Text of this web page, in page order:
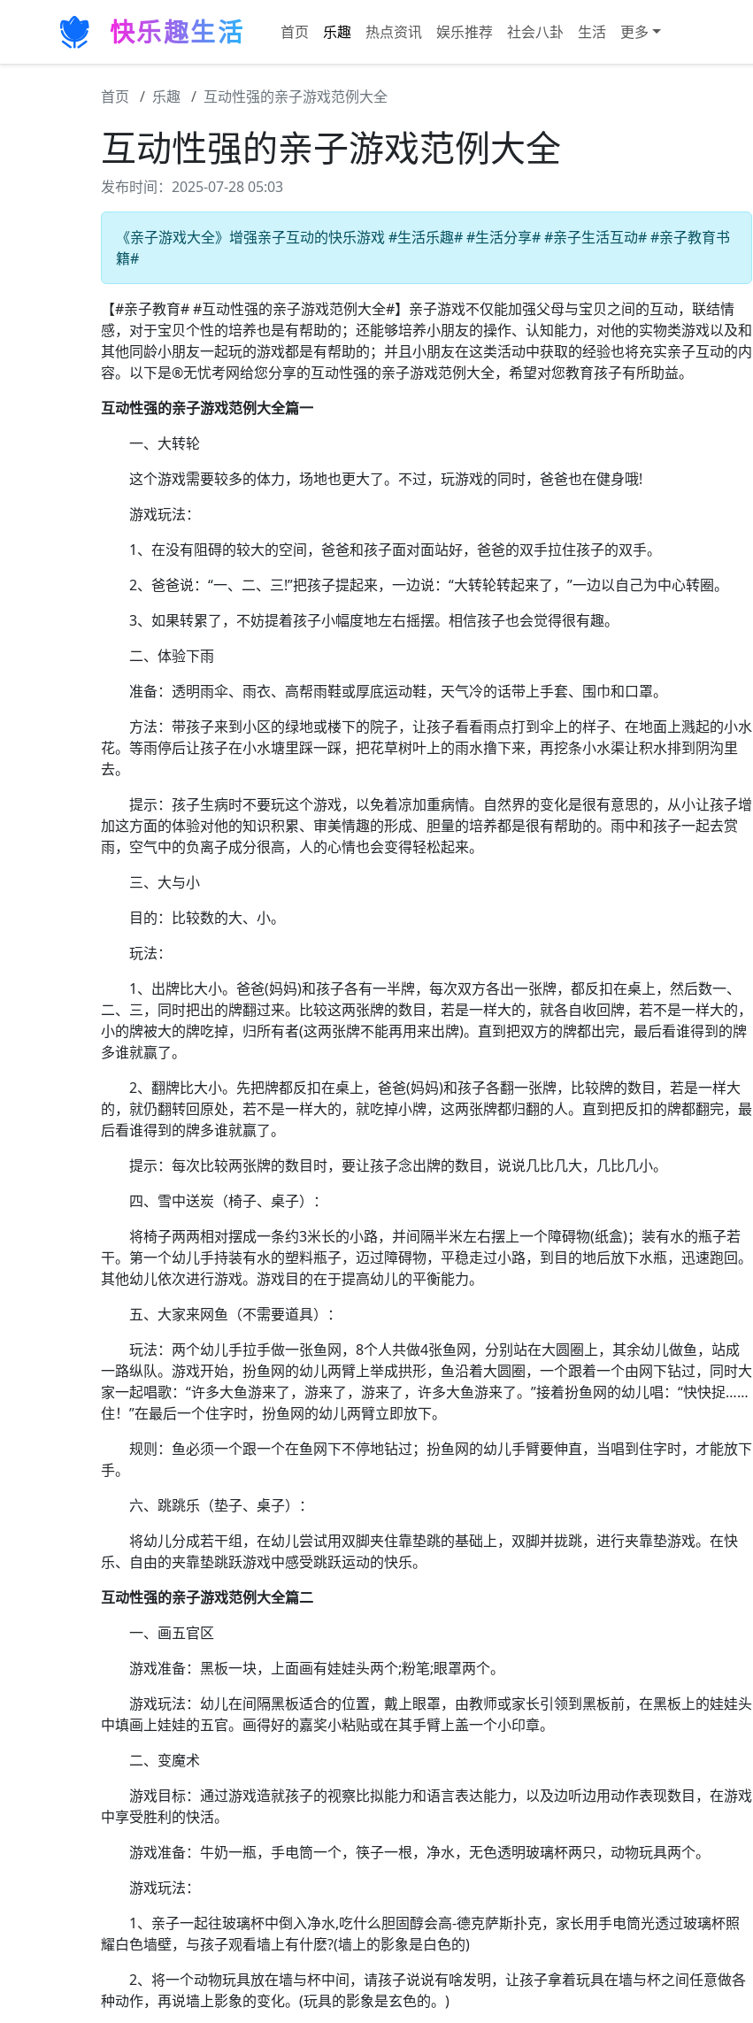
快乐趣生活 首页 乐趣 热点资讯 娱乐推荐 社会八卦 生活 更多
首页 乐趣 互动性强的亲子游戏范例大全
互动性强的亲子游戏范例大全
发布时间：2025-07-28 05:03
《亲子游戏大全》增强亲子互动的快乐游戏 #生活乐趣# #生活分享# #亲子生活互动# #亲子教育书
籍#
【#亲子教育# #互动性强的亲子游戏范例大全#】亲子游戏不仅能加强父母与宝贝之间的互动，联结情
感，对于宝贝个性的培养也是有帮助的；还能够培养小朋友的操作、认知能力，对他的实物类游戏以及和
其他同龄小朋友一起玩的游戏都是有帮助的；并且小朋友在这类活动中获取的经验也将充实亲子互动的内
容。以下是®无忧考网给您分享的互动性强的亲子游戏范例大全，希望对您教育孩子有所助益。
互动性强的亲子游戏范例大全篇一
一、大转轮
这个游戏需要较多的体力，场地也更大了。不过，玩游戏的同时，爸爸也在健身哦!
游戏玩法：
1、在没有阻碍的较大的空间，爸爸和孩子面对面站好，爸爸的双手拉住孩子的双手。
2、爸爸说：“一、二、三!”把孩子提起来，一边说：“大转轮转起来了，”一边以自己为中心转圈。
3、如果转累了，不妨提着孩子小幅度地左右摇摆。相信孩子也会觉得很有趣。
二、体验下雨
准备：透明雨伞、雨衣、高帮雨鞋或厚底运动鞋，天气冷的话带上手套、围巾和口罩。
方法：带孩子来到小区的绿地或楼下的院子，让孩子看看雨点打到伞上的样子、在地面上溅起的小水
花。等雨停后让孩子在小水塘里踩一踩，把花草树叶上的雨水撸下来，再挖条小水渠让积水排到阴沟里
去。
提示：孩子生病时不要玩这个游戏，以免着凉加重病情。自然界的变化是很有意思的，从小让孩子增
加这方面的体验对他的知识积累、审美情趣的形成、胆量的培养都是很有帮助的。雨中和孩子一起去赏
雨，空气中的负离子成分很高，人的心情也会变得轻松起来。
三、大与小
目的：比较数的大、小。
玩法：
1、出牌比大小。爸爸(妈妈)和孩子各有一半牌，每次双方各出一张牌，都反扣在桌上，然后数一、
二、三，同时把出的牌翻过来。比较这两张牌的数目，若是一样大的，就各自收回牌，若不是一样大的，
小的牌被大的牌吃掉，归所有者(这两张牌不能再用来出牌)。直到把双方的牌都出完，最后看谁得到的牌
多谁就赢了。
2、翻牌比大小。先把牌都反扣在桌上，爸爸(妈妈)和孩子各翻一张牌，比较牌的数目，若是一样大
的，就仍翻转回原处，若不是一样大的，就吃掉小牌，这两张牌都归翻的人。直到把反扣的牌都翻完，最
后看谁得到的牌多谁就赢了。
提示：每次比较两张牌的数目时，要让孩子念出牌的数目，说说几比几大，几比几小。
四、雪中送炭（椅子、桌子）：
将椅子两两相对摆成一条约3米长的小路，并间隔半米左右摆上一个障碍物(纸盒)；装有水的瓶子若
干。第一个幼儿手持装有水的塑料瓶子，迈过障碍物，平稳走过小路，到目的地后放下水瓶，迅速跑回。
其他幼儿依次进行游戏。游戏目的在于提高幼儿的平衡能力。
五、大家来网鱼（不需要道具）：
玩法：两个幼儿手拉手做一张鱼网，8个人共做4张鱼网，分别站在大圆圈上，其余幼儿做鱼，站成
一路纵队。游戏开始，扮鱼网的幼儿两臂上举成拱形，鱼沿着大圆圈，一个跟着一个由网下钻过，同时大
家一起唱歌：“许多大鱼游来了，游来了，游来了，许多大鱼游来了。”接着扮鱼网的幼儿唱：“快快捉……
住！”在最后一个住字时，扮鱼网的幼儿两臂立即放下。
规则：鱼必须一个跟一个在鱼网下不停地钻过；扮鱼网的幼儿手臂要伸直，当唱到住字时，才能放下
手。
六、跳跳乐（垫子、桌子）：
将幼儿分成若干组，在幼儿尝试用双脚夹住靠垫跳的基础上，双脚并拢跳，进行夹靠垫游戏。在快
乐、自由的夹靠垫跳跃游戏中感受跳跃运动的快乐。
互动性强的亲子游戏范例大全篇二
一、画五官区
游戏准备：黑板一块，上面画有娃娃头两个;粉笔;眼罩两个。
游戏玩法：幼儿在间隔黑板适合的位置，戴上眼罩，由教师或家长引领到黑板前，在黑板上的娃娃头
中填画上娃娃的五官。画得好的嘉奖小粘贴或在其手臂上盖一个小印章。
二、变魔术
游戏目标：通过游戏造就孩子的视察比拟能力和语言表达能力，以及边听边用动作表现数目，在游戏
中享受胜利的快活。
游戏准备：牛奶一瓶，手电筒一个，筷子一根，净水，无色透明玻璃杯两只，动物玩具两个。
游戏玩法：
1、亲子一起往玻璃杯中倒入净水,吃什么胆固醇会高-德克萨斯扑克，家长用手电筒光透过玻璃杯照
耀白色墙壁，与孩子观看墙上有什麽?(墙上的影象是白色的)
2、将一个动物玩具放在墙与杯中间，请孩子说说有啥发明，让孩子拿着玩具在墙与杯之间任意做各
种动作，再说墙上影象的变化。(玩具的影象是玄色的。)